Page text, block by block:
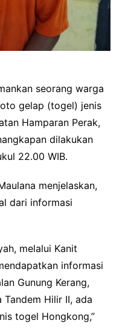
seorang warga
gelap (togel) jenis
Hamparan Perak,
dilakukan
22.00 WIB.
menjelaskan,
dari informasi
melalui Kanit
informasi
Gunung Kerang,
Tandem Hilir II, ada
togel Hongkong,”